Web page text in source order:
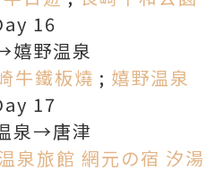
16
嬉野温泉
牛鐵板燒 ; 嬉野温泉
17
泉→唐津
泉旅館 網元の宿 汐湯